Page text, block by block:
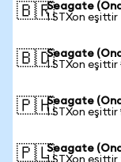
🇧🇷Seagate
1 STXon eşittir
🇧🇩Seagate
1 STXon eşittir
🇵🇭Seagate
1 STXon
🇵🇱Seagate
1 STXon